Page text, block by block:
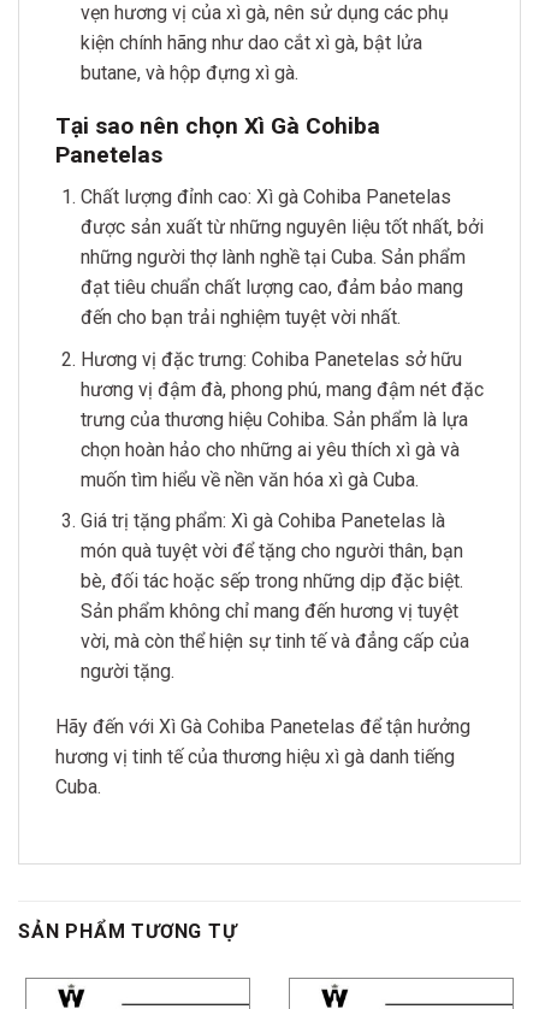
vẹn hương vị của xì gà, nên sử dụng các phụ
kiện chính hãng như dao cắt xì gà, bật lửa
butane, và hộp đựng xì gà.
Tại sao nên chọn Xì Gà Cohiba
Panetelas
Chất lượng đỉnh cao: Xì gà Cohiba Panetelas
được sản xuất từ những nguyên liệu tốt nhất, bởi
những người thợ lành nghề tại Cuba. Sản phẩm
đạt tiêu chuẩn chất lượng cao, đảm bảo mang
đến cho bạn trải nghiệm tuyệt vời nhất.
Hương vị đặc trưng: Cohiba Panetelas sở hữu
hương vị đậm đà, phong phú, mang đậm nét đặc
trưng của thương hiệu Cohiba. Sản phẩm là lựa
chọn hoàn hảo cho những ai yêu thích xì gà và
muốn tìm hiểu về nền văn hóa xì gà Cuba.
Giá trị tặng phẩm: Xì gà Cohiba Panetelas là
món quà tuyệt vời để tặng cho người thân, bạn
bè, đối tác hoặc sếp trong những dịp đặc biệt.
Sản phẩm không chỉ mang đến hương vị tuyệt
vời, mà còn thể hiện sự tinh tế và đẳng cấp của
người tặng.
Hãy đến với Xì Gà Cohiba Panetelas để tận hưởng
hương vị tinh tế của thương hiệu xì gà danh tiếng
Cuba.
SẢN PHẨM TƯƠNG TỰ